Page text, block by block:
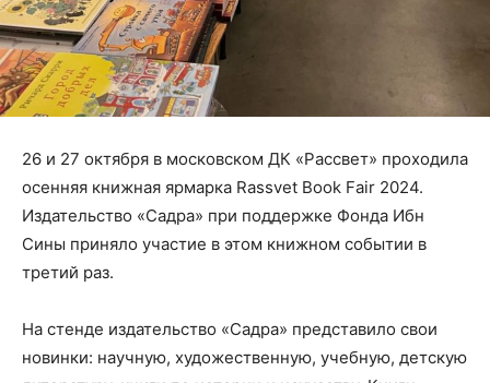
26 и 27 октября в московском ДК «Рассвет» проходила
осенняя книжная ярмарка Rassvet Book Fair 2024.
Издательство «Садра» при поддержке Фонда Ибн
Сины приняло участие в этом книжном событии в
третий раз.
На стенде издательство «Садра» представило свои
новинки: научную, художественную, учебную, детскую